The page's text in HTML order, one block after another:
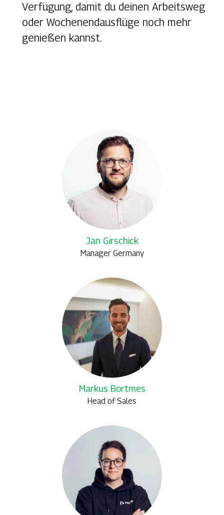
Verfügung, damit du deinen Arbeitsweg
oder Wochenendausflüge noch mehr
genießen kannst.
Jan Girschick
Manager Germany
Markus Bortmes
Head of Sales